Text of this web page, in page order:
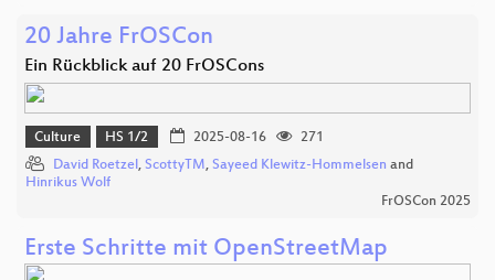
20 Jahre FrOSCon
Ein Rückblick auf 20 FrOSCons
Culture HS 1/2 2025-08-16
271
David Roetzel , ScottyTM, Sayeed Klewitz-Hommelsen and
Hinrikus Wolf
FrOSCon 2025
Erste Schritte mit OpenStreetMap